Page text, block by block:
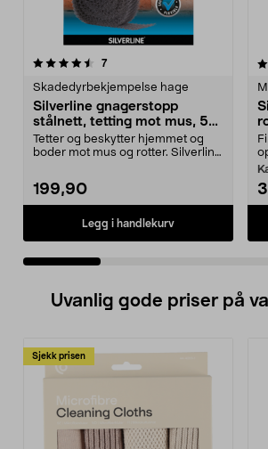
7anmeldelser
Skadedyrbekjempelse hage
Silverline gnagerstopp
stålnett, tetting mot mus, 5
cm x 10 m
Tetter og beskytter hjemmet og
boder mot mus og rotter. Silverline
199,90
Legg i handlekurv
3.5 av 5 stjerner
Uvanlig gode priser på
Sjekk prisen